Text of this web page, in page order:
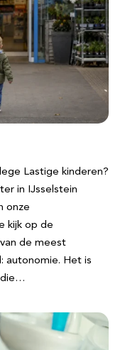
Lastige kinderen?
in IJsselstein
onze
kijk op de
de meest
autonomie. Het is
die…